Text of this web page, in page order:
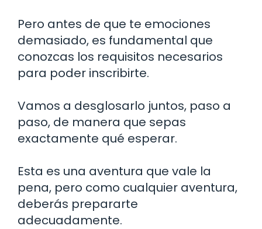
Pero antes de que te emociones
demasiado, es fundamental que
conozcas los requisitos necesarios
para poder inscribirte.
Vamos a desglosarlo juntos, paso a
paso, de manera que sepas
exactamente qué esperar.
Esta es una aventura que vale la
pena, pero como cualquier aventura,
deberás prepararte
adecuadamente.